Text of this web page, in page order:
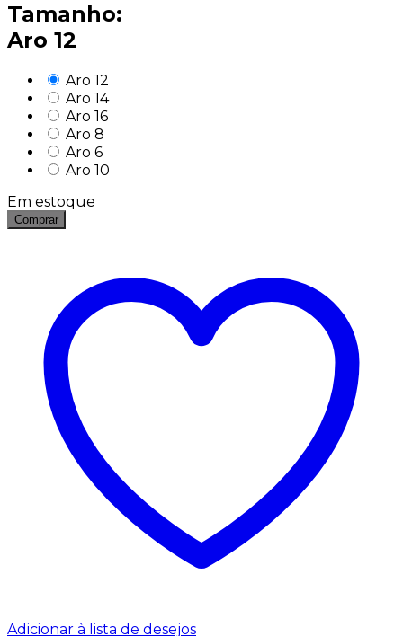
Tamanho:
Aro 12
Aro 12
Aro 14
Aro 16
Aro 8
Aro 6
Aro 10
Em estoque
Comprar
Adicionar à lista de desejos